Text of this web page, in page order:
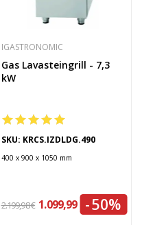
IGASTRONOMIC
Gas Lavasteingrill - 7,3
kW
SKU: KRCS.IZDLDG.490
400 x 900 x 1050 mm
2.199,98 € 1.099,99 €-50%